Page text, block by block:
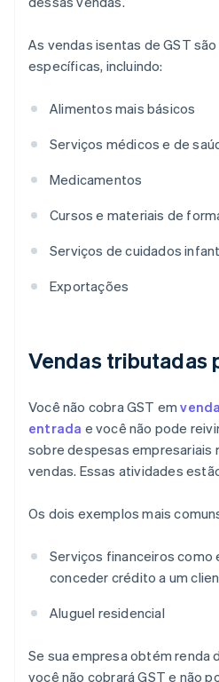
As vendas isentas de GST
específicas, incluindo:
Alimentos mais básicos
Serviços médicos e de
Medicamentos
Cursos e materiais de
Serviços de cuidados
Exportações
Vendas tributadas
Você não cobra GST em
entrada e você não pode
sobre despesas empresariais
vendas. Essas atividades
Os dois exemplos mais
Serviços financeiros como
conceder crédito a um
Aluguel residencial
Se sua empresa obtém renda
você não cobrará GST e não